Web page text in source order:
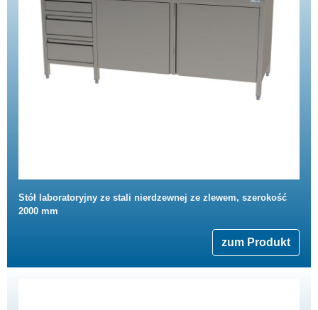
Stół laboratoryjny ze stali nierdzewnej ze zlewem, szerokość
2000 mm
zum Produkt